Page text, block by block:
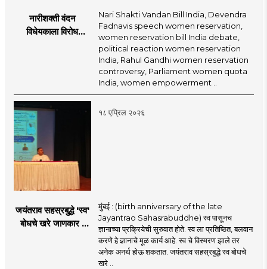
नारीशक्ती वंदन
विधेयकाला विरोध
Nari Shakti Vandan Bill India, Devendra
Fadnavis speech women reservation,
women reservation bill India debate,
political reaction women reservation
India, Rahul Gandhi women reservation
controversy, Parliament women quota
India, women empowerment ..
१८ एप्रिल २०२६
जयंतराव सहस्रबुद्धे 'स्व'
बोधचे खरे जाणकार :
मुंबई : (birth anniversary of the late
Jayantrao Sahasrabuddhe) स्व पासूनच
ज्ञानाच्या प्रक्रियेची सुरुवात होते. स्व ला प्रतिष्ठित, बलवान
करणे हे ज्ञानाचे मूळ कार्य आहे. स्व चे विस्मरण झाले तर
अनेक अनर्थ होऊ शकतात. जयंतराव सहस्रबुद्धे स्व बोधचे
खरे ..